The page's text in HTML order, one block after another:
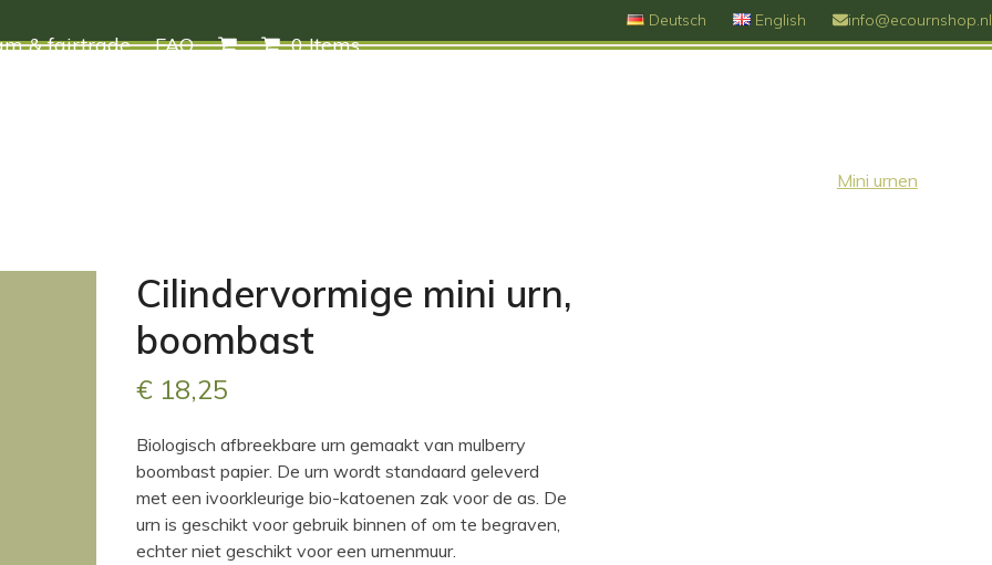
Deutsch English info@ecournshop.nl
& fairtrade FAQ 0 Items
Mini urnen
Cilindervormige mini urn,
boombast
€ 18,25
Biologisch afbreekbare urn gemaakt van mulberry
boombast papier. De urn wordt standaard geleverd
met een ivoorkleurige bio-katoenen zak voor de as. De
urn is geschikt voor gebruik binnen of om te begraven,
echter niet geschikt voor een urnenmuur.